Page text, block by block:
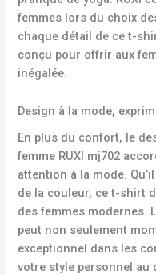
femmes lors du choix
chaque détail de ce t-
conçu pour offrir aux
inégalée.
Design à la mode,
En plus du confort, le
femme RUXI mj702
attention à la mode.
de la couleur, ce t-shirt
des femmes modernes.
peut non seulement
exceptionnel dans les
votre style personnel au